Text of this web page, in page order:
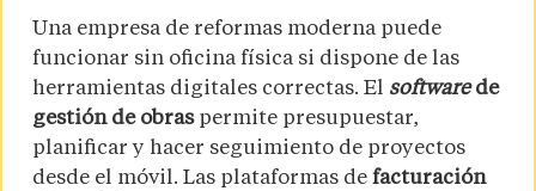
Una empresa de reformas moderna puede
funcionar sin oficina física si dispone de las
herramientas digitales correctas. El softwarede
gestión de obraspermite presupuestar,
planificar y hacer seguimiento de proyectos
desde el móvil. Las plataformas de facturación